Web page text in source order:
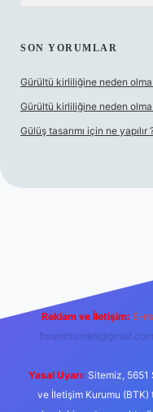
SON YORUMLAR
Gürültü kirliliğine neden
Gürültü kirliliğine neden
Gülüş tasarımı için ne yapılır
Reklam ve İletişim: E-
forumhizmeti@gmail.com
Yasal Uyarı: Sitemiz, 5651
ve İletişim Kurumu (BTK)